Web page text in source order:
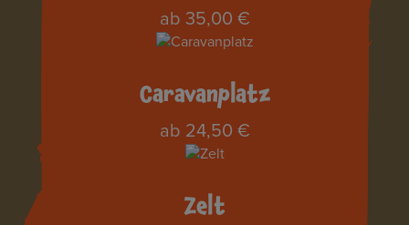
ab 35,00 €
Caravanplatz
ab 24,50 €
Zelt